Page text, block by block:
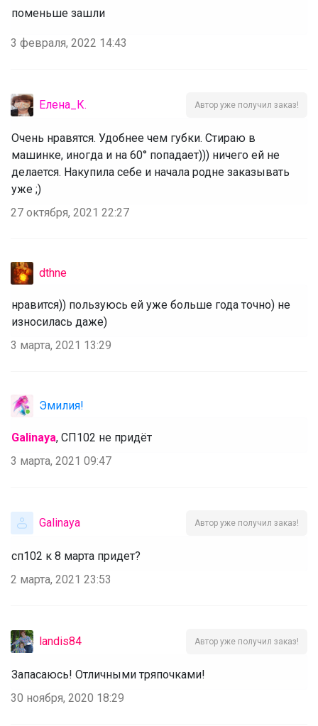
поменьше зашли
3 февраля, 2022 14:43
Елена_К. Автор уже получил заказ!
Очень нравятся. Удобнее чем губки. Стираю в
машинке, иногда и на 60° попадает))) ничего ей не
делается. Накупила себе и начала родне заказывать
уже ;)
27 октября, 2021 22:27
dthne
нравится)) пользуюсь ей уже больше года точно) не
износилась даже)
3 марта, 2021 13:29
Эмилия!
Galinaya, СП102 не придёт
3 марта, 2021 09:47
Galinaya Автор уже получил заказ!
сп102 к 8 марта придет?
2 марта, 2021 23:53
landis84 Автор уже получил заказ!
Запасаюсь! Отличными тряпочками!
30 ноября, 2020 18:29